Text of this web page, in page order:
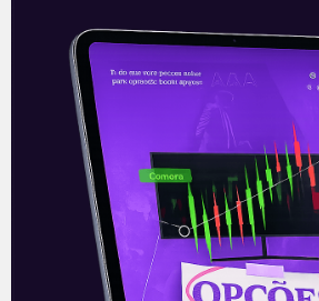
ser alcançado ao final de
Isso implica em pagamento
extraordinários a partir de
de 30 bilhões de dólares
período de 3 anos,
médio conservador de 4,60